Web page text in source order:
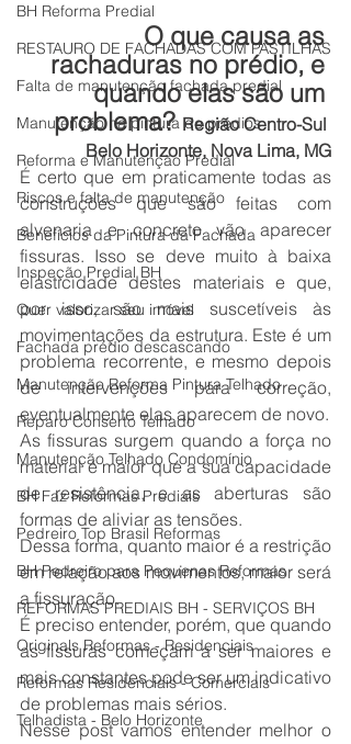
BH Reforma Predial
RESTAURO DE FACHADAS COM PASTILHAS
Falta de manutenção fachada predial
Manutenção na pintura de prédios
Reforma e Manutenção Predial
Riscos e falta de manutenção
Benefícios da Pintura da Fachada
Inspeção Predial BH
Quer valorizar seu imóvel
Fachada prédio descascando
Manutenção Reforma Pintura Telhado
Reparo Conserto Telhado
Manutenção Telhado Condomínio
BH Faz Reformas Prediais
Pedreiro Top Brasil Reformas
BH Pedreiro para Pequenas Reformas
REFORMAS PREDIAIS BH - SERVIÇOS BH
Originals Reformas - Residenciais
Reformas Residenciais - Comerciais
Telhadista - Belo Horizonte
O que causa as
rachaduras no prédio, e
quando elas são um
problema? Região Centro-Sul
Belo Horizonte, Nova Lima, MG
É certo que em praticamente todas as
construções que são feitas com
alvenaria e concreto vão aparecer
fissuras. Isso se deve muito à baixa
elasticidade destes materiais e que,
por isso, são mais suscetíveis às
movimentações da estrutura. Este é um
problema recorrente, e mesmo depois
de intervenções para correção,
eventualmente elas aparecem de novo.
As fissuras surgem quando a força no
material é maior que a sua capacidade
de resistência, e as aberturas são
formas de aliviar as tensões.
Dessa forma, quanto maior é a restrição
em relação aos movimentos, maior será
a fissuração.
É preciso entender, porém, que quando
as fissuras começam a ser maiores e
mais constantes pode ser um indicativo
de problemas mais sérios.
Nesse post vamos entender melhor o